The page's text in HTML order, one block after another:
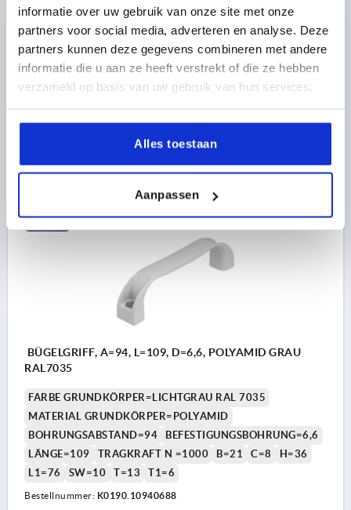
informatie over uw gebruik van onze site met onze
partners voor social media, adverteren en analyse. Deze
partners kunnen deze gegevens combineren met andere
informatie die u aan ze heeft verstrekt of die ze hebben
verzameld op basis van uw gebruik van hun services.
Alles toestaan
Aanpassen
FARBE GRUNDKÖRPER=VERKEHRSBLAU RAL 5017
MATERIAL GRUNDKÖRPER=POLYAMID
BOHRUNGSABSTAND=94
BEFESTIGUNGSBOHRUNG=6,6
LÄNGE=109
TRAGKRAFT N =1000 B=21 C=8
H=36
L1=76
SW=10 T=13 T1=6
zzgl. MwSt.
zzgl. Versandkosten
K0190
BÜGELGRIFF, A=94, L=109, D=6,6, POLYAMID GRAU
RAL7035
FARBE GRUNDKÖRPER=LICHTGRAU RAL 7035
MATERIAL GRUNDKÖRPER=POLYAMID
BOHRUNGSABSTAND=94
BEFESTIGUNGSBOHRUNG=6,6
LÄNGE=109
TRAGKRAFT N =1000 B=21 C=8
H=36
L1=76
SW=10 T=13 T1=6
Bestellnummer: K0190.10940688